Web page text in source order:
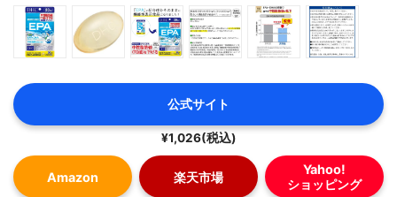
公式サイト
¥1,026(税込)
Amazon 楽天市場
Yahoo!
ショッピング